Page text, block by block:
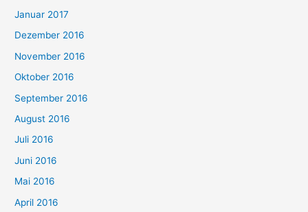
Januar 2017
Dezember 2016
November 2016
Oktober 2016
September 2016
August 2016
Juli 2016
Juni 2016
Mai 2016
April 2016